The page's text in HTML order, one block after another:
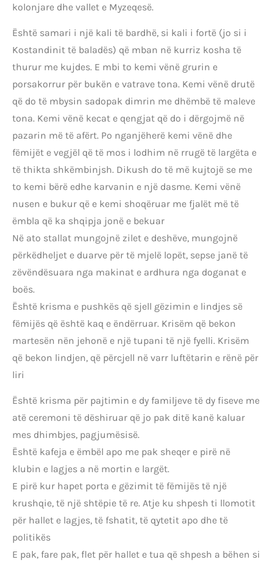
kolonjare dhe vallet e Myzeqesë.
Është samari i një kali të bardhë, si kali i fortë (jo si i
Kostandinit të baladës) që mban në kurriz kosha të
thurur me kujdes. E mbi to kemi vënë grurin e
porsakorrur për bukën e vatrave tona. Kemi vënë drutë
që do të mbysin sadopak dimrin me dhëmbë të maleve
tona. Kemi vënë kecat e qengjat që do i dërgojmë në
pazarin më të afërt. Po nganjëherë kemi vënë dhe
fëmijët e vegjël që të mos i lodhim në rrugë të largëta e
të thikta shkëmbinjsh. Dikush do të më kujtojë se me
to kemi bërë edhe karvanin e një dasme. Kemi vënë
nusen e bukur që e kemi shoqëruar me fjalët më të
ëmbla që ka shqipja jonë e bekuar
Në ato stallat mungojnë zilet e deshëve, mungojnë
përkëdheljet e duarve për të mjelë lopët, sepse janë të
zëvëndësuara nga makinat e ardhura nga doganat e
boës.
Është krisma e pushkës që sjell gëzimin e lindjes së
fëmijës që është kaq e ëndërruar. Krisëm që bekon
martesën nën jehonë e një tupani të një fyelli. Krisëm
që bekon lindjen, që përcjell në varr luftëtarin e rënë për
liri
Është krisma për pajtimin e dy familjeve të dy fiseve me
atë ceremoni të dëshiruar që jo pak ditë kanë kaluar
mes dhimbjes, pagjumësisë.
Është kafeja e ëmbël apo me pak sheqer e pirë në
klubin e lagjes a në mortin e largët.
E pirë kur hapet porta e gëzimit të fëmijës të një
krushqie, të një shtëpie të re. Atje ku shpesh ti llomotit
për hallet e lagjes, të fshatit, të qytetit apo dhe të
politikës
E pak, fare pak, flet për hallet e tua që shpesh a bëhen si